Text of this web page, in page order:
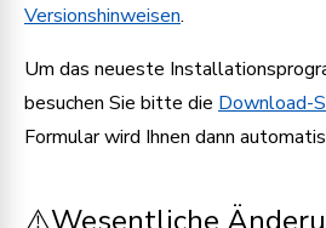
Versionshinweisen.
Um das neueste
besuchen Sie bitte die Download-
Formular wird Ihnen dann